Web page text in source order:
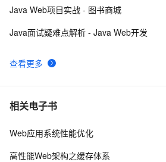
查看更多
Java Web项目实战 - 图书商城
Java面试疑难点解析 - Java Web开发
相关电子书
Web应用系统性能优化
高性能Web架构之缓存体系